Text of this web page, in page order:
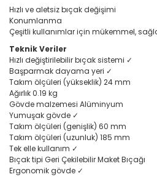
Hızlı ve aletsiz bıçak değişimi
Konumlanma
Çeşitli kullanımlar için mükemmel,
Teknik Veriler
Hızlı değiştirilebilir bıçak sistemi ✓
Başparmak dayama yeri ✓
Takım ölçüleri (yükseklik) 24 mm
Ağırlık 0.19 kg
Gövde malzemesi Alüminyum
Yumuşak gövde ✓
Takım ölçüleri (genişlik) 60 mm
Takım ölçüleri (uzunluk) 185 mm
Tek elle kullanım ✓
Bıçak tipi Geri Çekilebilir Maket Bıçağı
Ergonomik gövde ✓